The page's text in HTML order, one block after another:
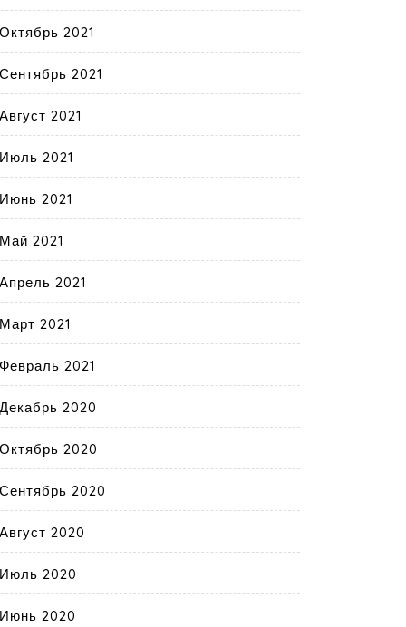
Октябрь 2021
Сентябрь 2021
Август 2021
Июль 2021
Июнь 2021
Май 2021
Апрель 2021
Март 2021
Февраль 2021
Декабрь 2020
Октябрь 2020
Сентябрь 2020
Август 2020
Июль 2020
Июнь 2020